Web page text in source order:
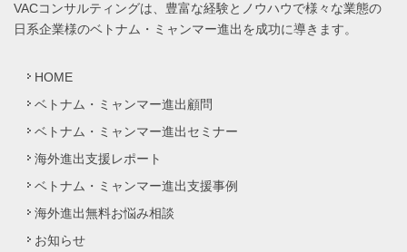
VACコンサルティングは、豊富な経験とノウハウで様々な業態の
日系企業様のベトナム・ミャンマー進出を成功に導きます。
HOME
ベトナム・ミャンマー進出顧問
ベトナム・ミャンマー進出セミナー
海外進出支援レポート
ベトナム・ミャンマー進出支援事例
海外進出無料お悩み相談
お知らせ